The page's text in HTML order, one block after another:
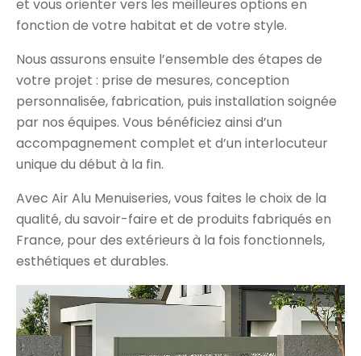
et vous orienter vers les meilleures options en
fonction de votre habitat et de votre style.
Nous assurons ensuite l’ensemble des étapes de
votre projet : prise de mesures, conception
personnalisée, fabrication, puis installation soignée
par nos équipes. Vous bénéficiez ainsi d’un
accompagnement complet et d’un interlocuteur
unique du début à la fin.
Avec Air Alu Menuiseries, vous faites le choix de la
qualité, du savoir-faire et de produits fabriqués en
France, pour des extérieurs à la fois fonctionnels,
esthétiques et durables.